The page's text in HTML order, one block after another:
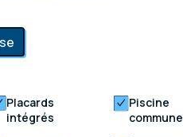
Placards
intégrés
Piscine
commune